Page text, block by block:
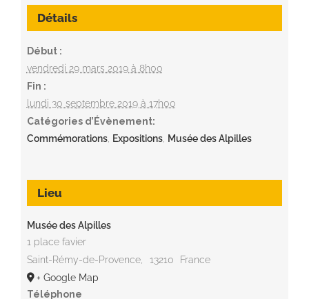
Détails
Début :
vendredi 29 mars 2019 à 8h00
Fin :
lundi 30 septembre 2019 à 17h00
Catégories d’Évènement:
Commémorations, Expositions, Musée des Alpilles
Lieu
Musée des Alpilles
1 place favier
Saint-Rémy-de-Provence, 13210
France
+ Google Map
Téléphone